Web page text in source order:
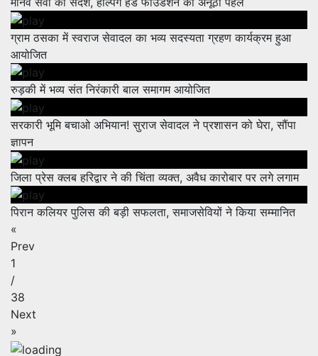
ग्राम ठसका में स्वराज सेवादल का भव्य सदस्यता ग्रहण कार्यक्रम हुआ
आयोजित
रुड़की में भव्य संत निरंकारी बाल समागम आयोजित
सरकारी भूमि बचाओ अभियान! सुराज सेवादल ने प्रशासन को घेरा, सौंपा
ज्ञापन
जिला प्रेस क्लब हरिद्वार ने की चिंता व्यक्त, अवैध कारोबार पर लगे लगाम
पिरान कलियर पुलिस की बड़ी सफलता, समाजसेवियों ने किया सम्मानित
«
Prev
1
/
38
Next
»